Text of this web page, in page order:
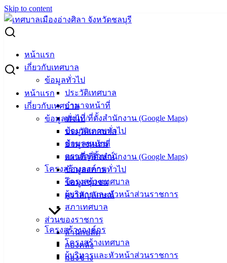
Skip to content
หน้าแรก
เกี่ยวกับเทศบาล
ข้อมูลทั่วไป
ประวัติเทศบาล
อำนาจหน้าที่
แผนที่/ที่ตั้งสำนักงาน (Google Maps)
ข้อมูลสภาพทั่วไป
ข้อมูลชุมชน
ตราสัญลักษณ์
โครงสร้างองค์กร
โครงสร้างเทศบาล
ผู้บริหารและหัวหน้าส่วนราชการ
สภาเทศบาล
ส่วนของราชการ
สำนักปลัด
กองคลัง
กองช่าง
หน้าแรก
เกี่ยวกับเทศบาล
ข้อมูลทั่วไป
ประวัติเทศบาล
อำนาจหน้าที่
แผนที่/ที่ตั้งสำนักงาน (Google Maps)
ข้อมูลสภาพทั่วไป
ข้อมูลชุมชน
ตราสัญลักษณ์
โครงสร้างองค์กร
โครงสร้างเทศบาล
ผู้บริหารและหัวหน้าส่วนราชการ
Search for:
สื่อวีดิทัศน์ และ e-Book เผยแพร่ผลงานองค์กรปกครองส่วนทอง
ถิ่นที่มีผลการปฏิบัติงานดีเด่น ประจำปี พ.ศ. 2564
สื่อวีดิทัศน์ และ e-Book เผยแพร่ผลงาน
องค์กรปกครองส่วนทองถิ่นที่มีผลการ
ปฏิบัติงานดีเด่น ประจำปี พ.ศ. 2564
พฤษภาคม 20, 2022พฤษภาคม 20, 2022
vichakarn
คลังความรู้
เชิญผู้สนใจรับชมสื่อวีดิทัศน์ และหนังสืออิเล็กทรอนิกส์ (e-Book)
ประชาสัมพันธ์เผยแพร่ผลงานองค์กรปกครองส่วนทองถิ่นที่มีผล
การปฏิบัติงานดีเด่น ประจำปี พ.ศ. 2564 จำนวน 8 ด้าน โดย
สแกน QR Code หรือคลิ๊กลิงก์เพื่อเลือกรับชม >
ประชาสัมพันธ์ อปท.ดีเด่น ปี 64 – Google ไดรฟ์